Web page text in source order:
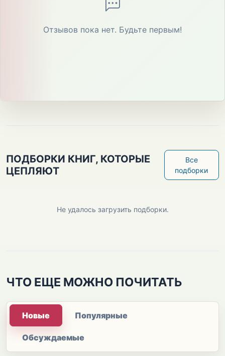
Отзывов пока нет. Будьте первым!
ПОДБОРКИ КНИГ, КОТОРЫЕ
ЦЕПЛЯЮТ
Все
подборки
Не удалось загрузить подборки.
ЧТО ЕЩЕ МОЖНО ПОЧИТАТЬ
Новые Популярные
Обсуждаемые